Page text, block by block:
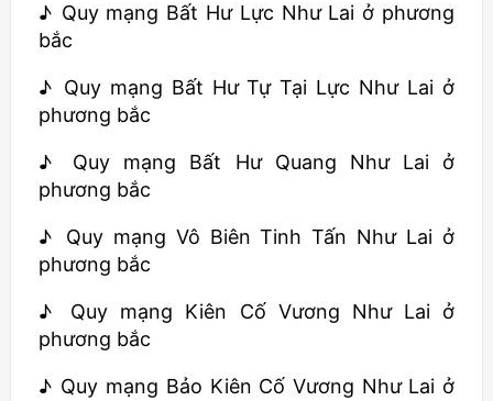
♪ Quy mạng Bất Hư Lực Như Lai ở phương
bắc
♪ Quy mạng Bất Hư Tự Tại Lực Như Lai ở
phương bắc
♪ Quy mạng Bất Hư Quang Như Lai ở
phương bắc
♪ Quy mạng Vô Biên Tinh Tấn Như Lai ở
phương bắc
♪ Quy mạng Kiên Cố Vương Như Lai ở
phương bắc
♪ Quy mạng Bảo Kiên Cố Vương Như Lai ở